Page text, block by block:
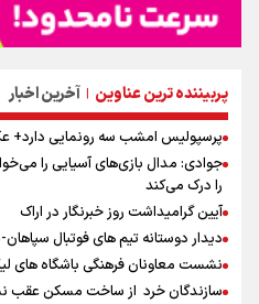
پربیننده ترین عناوین | آخرین اخبار
پرسپولیس امشب سه رونمایی
جوادی: مدال بازی‌های آسیایی را
را درک می‌کند
آیین گرامیداشت روز خبرنگار در اراک
دیدار دوستانه تیم های فوتبال
نشست معاونان فرهنگی باشگاه های
سازندگان خرد از ساخت مسکن عقب